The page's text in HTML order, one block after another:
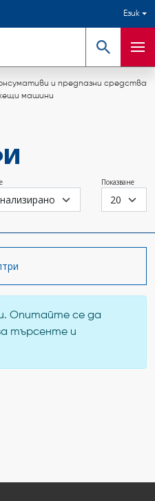
Език
Търсене
и предпазни средства
машини
Показване
Опитайте се да
търсенте и